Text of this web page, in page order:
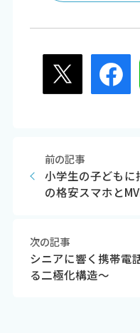
前の記事
小学生の子ども
の格安スマホと
次の記事
シニアに響く携帯電
る二極化構造～